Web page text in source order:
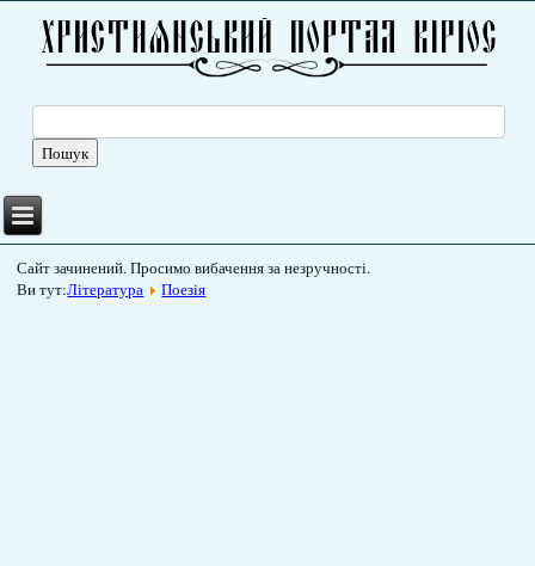
Сайт зачинений. Просимо вибачення за незручності.
Ви тут:Література Поезія